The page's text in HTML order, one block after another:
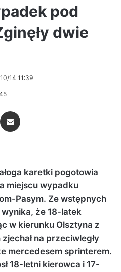
pod
dwie
14 11:39
karetki pogotowia
miejscu wypadku
Pasym. Ze wstępnych
że 18-latek
w kierunku Olsztyna z
na przeciwległy
mercedesem sprinterem.
18-letni kierowca i 17-